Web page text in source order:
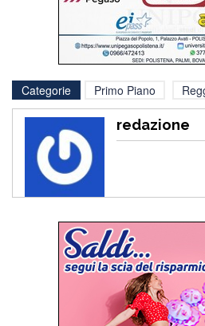
Categorie Primo Piano
redazione